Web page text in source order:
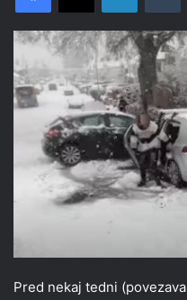
Pred nekaj tedni (povezava